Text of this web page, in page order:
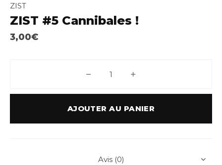
ZIST
ZIST #5 Cannibales !
3,00€
quantité de ZIST #5 Cannibales !
AJOUTER AU PANIER
Avis (0)